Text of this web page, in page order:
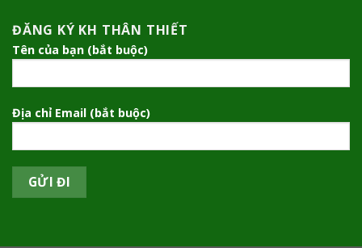
ĐĂNG KÝ KH THÂN THIẾT
Tên của bạn (bắt buộc)
Địa chỉ Email (bắt buộc)